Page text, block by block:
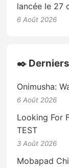
lancée le 27
6 Août 2026
✒️
Onimusha:
6 Août 2026
Looking For
TEST
3 Août 2026
Mobapad